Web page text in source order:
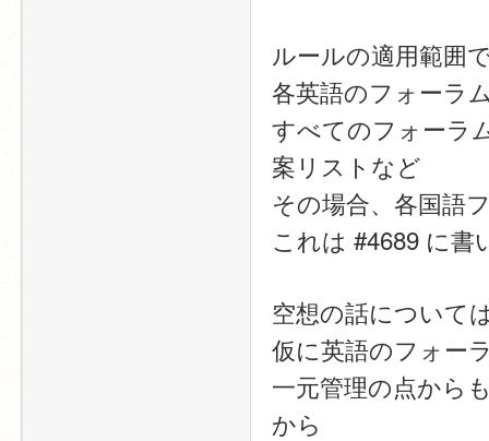
ルールの適用範囲
各英語のフォーラ
すべてのフォーラ
案リストなど
その場合、各国語
これは #4689 に
空想の話について
仮に英語のフォー
一元管理の点から
から